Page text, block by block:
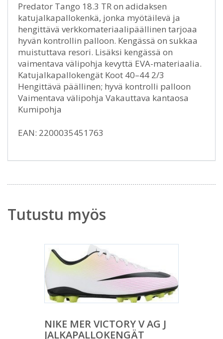
Predator Tango 18.3 TR on adidaksen
katujalkapallokenkä, jonka myötäilevä ja
hengittävä verkkomateriaalipäällinen tarjoaa
hyvän kontrollin palloon. Kengässä on sukkaa
muistuttava resori. Lisäksi kengässä on
vaimentava välipohja kevyttä EVA-materiaalia.
Katujalkapallokengät Koot 40–44 2/3
Hengittävä päällinen; hyvä kontrolli palloon
Vaimentava välipohja Vakauttava kantaosa
Kumipohja
EAN: 2200035451763
Tutustu myös
NIKE MER VICTORY V AG J
JALKAPALLOKENGÄT